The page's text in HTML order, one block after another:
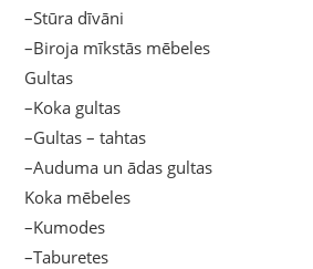
–Stūra dīvāni
–Biroja mīkstās mēbeles
Gultas
–Koka gultas
–Gultas – tahtas
–Auduma un ādas gultas
Koka mēbeles
–Kumodes
–Taburetes